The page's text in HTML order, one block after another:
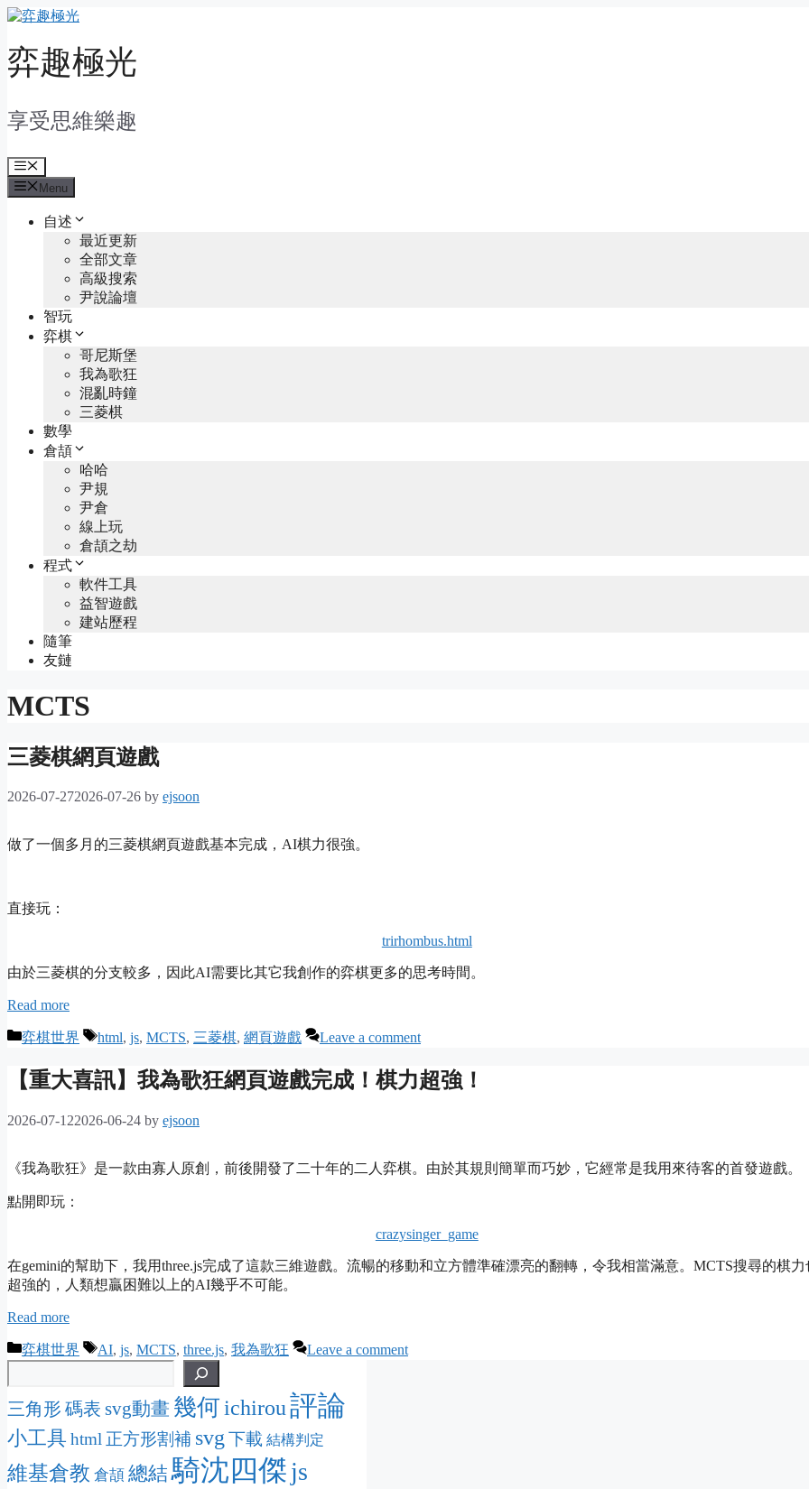
Skip
content
弈趣極光
享受思維樂趣
Menu
Menu
自述
最近更新
全部文章
高級搜索
尹說論壇
智玩
弈棋
哥尼斯堡
我為歌狂
混亂時鐘
三菱棋
數學
倉頡
哈哈
尹規
尹倉
線上玩
倉頡之劫
程式
軟件工具
益智遊戲
建站歷程
隨筆
友鏈
MCTS
三菱棋網頁遊戲
2026-07-272026-07-26 by ejsoon
做了一個多月的三菱棋網頁遊戲基本完成，AI棋力很強。
直接玩：
trirhombus.html
由於三菱棋的分支較多，因此AI需要比其它我創作的弈棋更多的思考時間。
Read more
Categories
弈棋世界 Tags
html, js, MCTS, 三菱棋, 網頁遊戲 Leave a comment
【重大喜訊】我為歌狂網頁遊戲完成！棋力超強！
2026-07-122026-06-24 by ejsoon
《我為歌狂》是一款由寡人原創，前後開發了二十年的二人弈棋。由於其規則簡單而巧妙，它經常是我用來待客的首發遊戲。
點開即玩：
crazysinger_game
在gemini的幫助下，我用three.js完成了這款三維遊戲。流暢的移動和立方體準確漂亮的翻轉，令我相當滿意。MCTS搜尋的棋力
超強的，人類想贏困難以上的AI幾乎不可能。
Read more
Categories
弈棋世界 Tags
AI, js, MCTS, three.js, 我為歌狂 Leave a comment
三角形 碼表 svg動畫 幾何ichirou評論
小工具 html 正方形割補 svg 下載 結構判定
維基倉教 倉頡 總結 騎沈四傑js